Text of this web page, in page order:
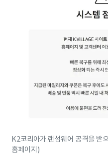
K2코리아가 랜섬웨어 공격을 받
홈페이지)